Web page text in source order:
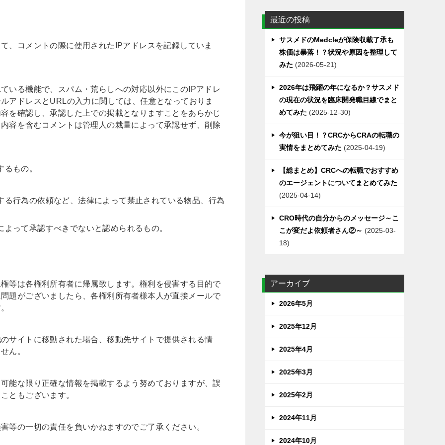
、コメントの際に使用されたIPアドレスを記録していま
いる機能で、スパム・荒らしへの対応以外にこのIPアドレ
アドレスとURLの入力に関しては、任意となっておりま
を確認し、承認した上での掲載となりますことをあらかじ
容を含むコメントは管理人の裁量によって承認せず、削除
もの。
行為の依頼など、法律によって禁止されている物品、行為
って承認すべきでないと認められるもの。
等は各権利所有者に帰属致します。権利を侵害する目的で
題がございましたら、各権利所有者様本人が直接メールで
サイトに移動された場合、移動先サイトで提供される情
ん。
能な限り正確な情報を掲載するよう努めておりますが、誤
ともございます。
等の一切の責任を負いかねますのでご了承ください。
リ
ー
最近の投稿
サスメドのMedcleが保険収載了承も
株価は暴落！？状況や原因を整理して
みた
2026-05-21
2026年は飛躍の年になるか？サスメド
の現在の状況を臨床開発職目線でまと
めてみた
2025-12-30
今が狙い目！？CRCからCRAの転職の
実情をまとめてみた
2025-04-19
【総まとめ】CRCへの転職でおすすめ
のエージェントについてまとめてみた
2025-04-14
CRO時代の自分からのメッセージ～こ
こが変だよ依頼者さん②～
2025-03-
18
アーカイブ
2026年5月
2025年12月
2025年4月
2025年3月
2025年2月
2024年11月
2024年10月